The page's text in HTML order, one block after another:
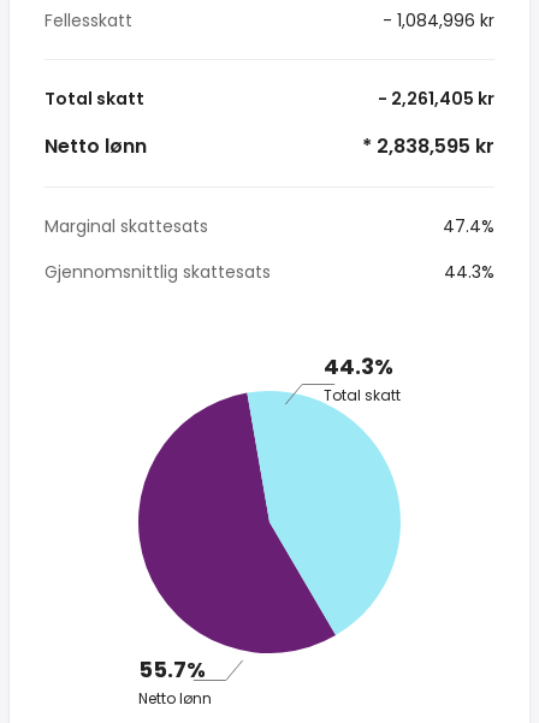
Fellesskatt
- 1,084,996 kr
Total skatt - 2,261,405 kr
Netto lønn * 2,838,595 kr
Marginal skattesats
47.4%
Gjennomsnittlig skattesats
44.3%
44.3%
Total skatt
55.7%
Netto lønn